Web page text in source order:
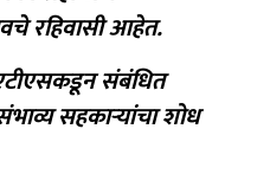
रहिवासी आहेत.
संबंधित
सहकाऱ्यांचा शोध